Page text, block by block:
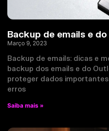
Backup de emails e
Março 9, 2023
Backup de emails: dicas e
backup dos emails e do
proteger dados
erros
Saiba mais »